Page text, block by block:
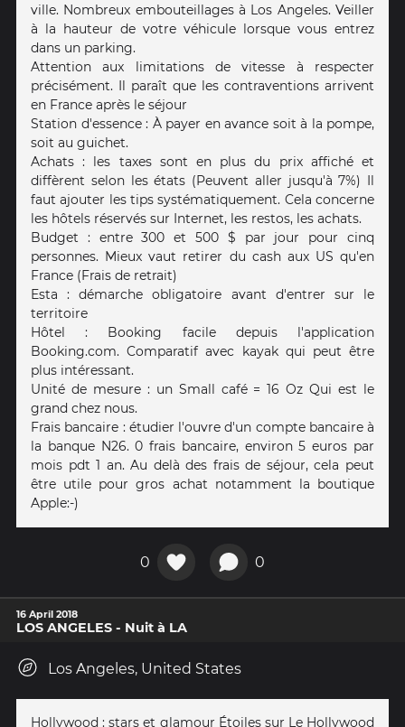
ville. Nombreux embouteillages à Los Angeles. Veiller
à la hauteur de votre véhicule lorsque vous entrez
dans un parking.
Attention aux limitations de vitesse à respecter
précisément. Il paraît que les contraventions arrivent
en France après le séjour
Station d'essence : À payer en avance soit à la pompe,
soit au guichet.
Achats : les taxes sont en plus du prix affiché et
diffèrent selon les états (Peuvent aller jusqu'à 7%) Il
faut ajouter les tips systématiquement. Cela concerne
les hôtels réservés sur Internet, les restos, les achats.
Budget : entre 300 et 500 $ par jour pour cinq
personnes. Mieux vaut retirer du cash aux US qu'en
France (Frais de retrait)
Esta : démarche obligatoire avant d'entrer sur le
territoire
Hôtel : Booking facile depuis l'application
Booking.com. Comparatif avec kayak qui peut être
plus intéressant.
Unité de mesure : un Small café = 16 Oz Qui est le
grand chez nous.
Frais bancaire : étudier l'ouvre d'un compte bancaire à
la banque N26. 0 frais bancaire, environ 5 euros par
mois pdt 1 an. Au delà des frais de séjour, cela peut
être utile pour gros achat notamment la boutique
Apple:-)
0 0
16 April 2018
LOS ANGELES - Nuit à LA
Los Angeles, United States
Hollywood : stars et glamour Étoiles sur Le Hollywood